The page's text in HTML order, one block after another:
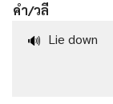
คำ/วลี
🔊 Lie down